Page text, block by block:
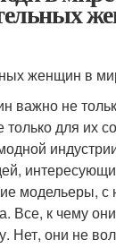
женщин в
важно не
для их
модельеры, с
Все, к чему
Нет, они не